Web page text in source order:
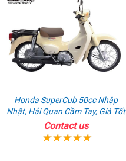
Honda SuperCub 50cc Nhập
Nhật, Hải Quan Cầm Tay, Giá Tốt
Contact us